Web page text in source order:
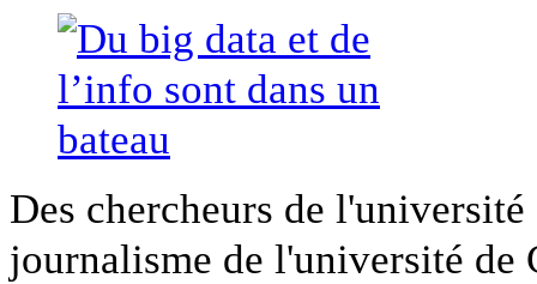
Des chercheurs de
journalisme de l'université